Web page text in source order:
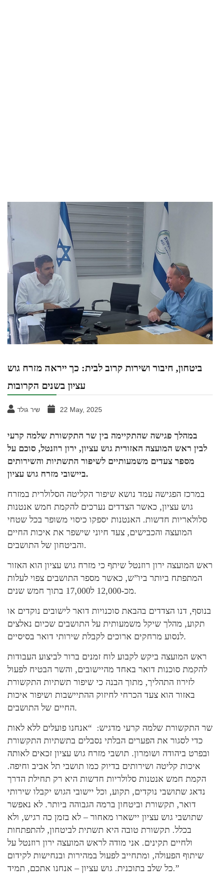
ביטחון, חיבור ושירות קרוב לבית: כך ייראה מזרח גוש
עציון בשנים הקרובות
שיר גולד 22 May, 2025
במהלך פגישה שהתקיימה בין שר התקשורת שלמה קרעי
לבין ראש המועצה האזורית גוש עציון, ירון רוזנטל, סוכם על
מספר צעדים משמעותיים לשיפור התשתיות והשירותים
ביישובי מזרח גוש עציון.
במרכז הפגישה עמד נושא שיפור הקליטה הסלולרית במזרח
גוש עציון, כאשר הצדדים נערכים להקמת חמש אנטנות
סלולאריות חדשות. האנטנות יספקו כיסוי משופר בכל שטחי
המועצה והכבישים, צעד חיוני שישפר את איכות החיים
והביטחון של התושבים.
ראש המועצה ירון רוזנטל שיתף כי מזרח גוש עציון הוא האזור
המתפתח ביותר ביו”ש, כאשר מספר התושבים צפוי לעלות
מכ-12,000 ל17,000 בתוך חמש שנים.
בנוסף, דנו הצדדים בהבאת סוכנויות דואר לישובים נוקדים או
תקוע, מהלך שיקל משמעותית על התושבים שכיום נאלצים
לנסוע מרחקים ארוכים לקבלת שירותי דואר בסיסיים.
ראש המועצה ביקש לקבוע לוח זמנים ברור לביצוע העבודות
להקמת סוכנות דואר באחד מהיישובים, והשר הבטיח לפעול
לזירוז התהליך, מתוך הבנה כי שיפור תשתיות התקשורת
באזור הוא צעד הכרחי לחיזוק ההתיישבות ושיפור איכות
החיים של התושבים.
שר התקשורת שלמה קרעי מדגיש: “אנחנו פועלים ללא לאות
כדי לסגור את הפערים הבלתי נסבלים בתשתיות התקשורת
ובפרט ביהודה ושומרון. תושבי מזרח גוש עציון זכאים לאותה
איכות קליטה ושירותים בדיוק כמו תושבי תל אביב וחיפה.
הקמת חמש אנטנות סלולריות חדשות היא רק תחילת הדרך
נדאג שתושבי נוקדים, תקוע, וכל יישובי הגוש יקבלו שירותי
דואר, תקשורת וביטחון ברמה הגבוהה ביותר. לא נאפשר
שתושבי גוש עציון יישארו מאחור – לא בזמן כה רגיש, ולא
בכלל. תקשורת טובה היא תשתית לביטחון, להתפתחות
ולחיים תקינים. אני מודה לראש המועצה ירון רוזנטל על
שיתוף הפעולה, ומתחייב לפעול במהירות ובנחישות לקידום
כל שלב בתוכנית. גוש עציון – אנחנו אתכם, תמיד.”